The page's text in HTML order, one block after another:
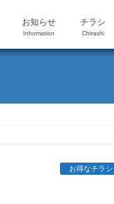
お知らせ
Information
チラシ
Chirashi
お得なチラシ